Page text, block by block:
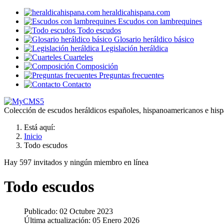
heraldicahispana.com
Escudos con lambrequines
Todo escudos
Glosario heráldico básico
Legislación heráldica
Cuarteles
Composición
Preguntas frecuentes
Contacto
Colección de escudos heráldicos españoles, hispanoamericanos e
Está aquí:
Inicio
Todo escudos
Hay 597 invitados y ningún miembro en línea
Todo escudos
Publicado: 02 Octubre 2023
Última actualización: 05 Enero 2026